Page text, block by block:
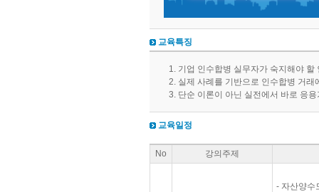
교육특징
기업 인수합병 실무자가 숙지해야
실제 사례를 기반으로 인수합병 거
단순 이론이 아닌 실전에서 바로 응
교육일정
No 강의주제
- 자산양수